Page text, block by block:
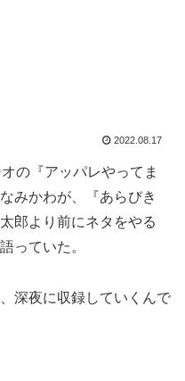
2022.08.17
の『アッパレやってま
みかわが、『あらびき
郎より前にネタをやる
っていた。
深夜に収録していくんで